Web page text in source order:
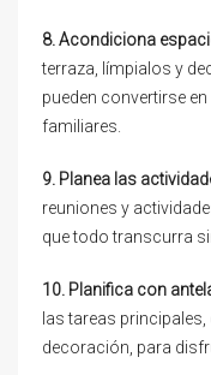
8. Acondiciona
terraza, límpialos y
pueden convertirse
familiares.
9. Planea las
reuniones y
que todo transcurra
10. Planifica con
las tareas
decoración, para